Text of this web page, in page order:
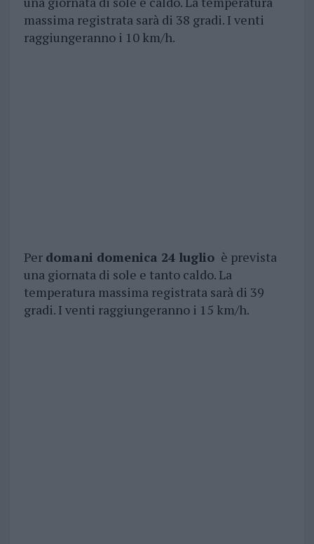
massima registrata sarà di 38 gradi. I venti
raggiungeranno i 10 km/h.
Per domani domenica 24 luglio è prevista
una giornata di sole e tanto caldo. La
temperatura massima registrata sarà di 39
gradi. I venti raggiungeranno i 15 km/h.